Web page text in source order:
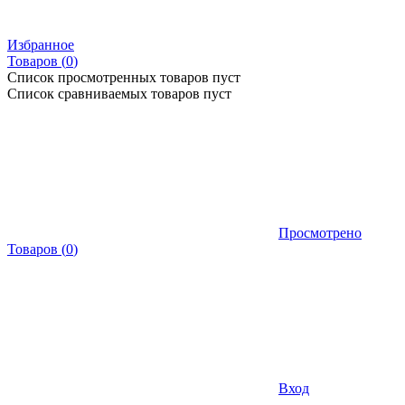
Избранное
Товаров (0)
Список просмотренных товаров пуст
Список сравниваемых товаров пуст
Просмотрено
Товаров (0)
Вход